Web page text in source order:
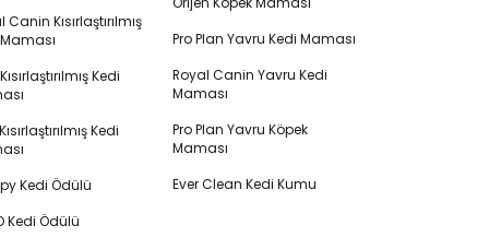
Canin Kısırlaştırılmış
Kedi
Kedi
Kedi Ödülü
Kedi Ödülü
Pro Plan Yavru Kedi Maması
Royal Canin Yavru Kedi
Maması
Pro Plan Yavru Köpek
Maması
Ever Clean Kedi Kumu